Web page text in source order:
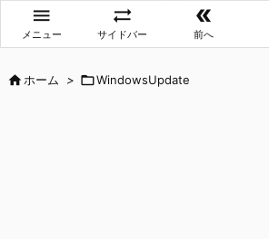

メニュー

サイドバー

前へ
ホーム > WindowsUpdate